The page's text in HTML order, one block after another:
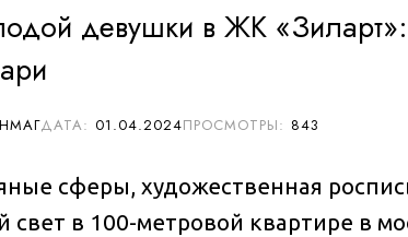
девушки в ЖК «Зиларт»:
843
01.04.2024
сферы, художественная
в 100-метровой квартире в